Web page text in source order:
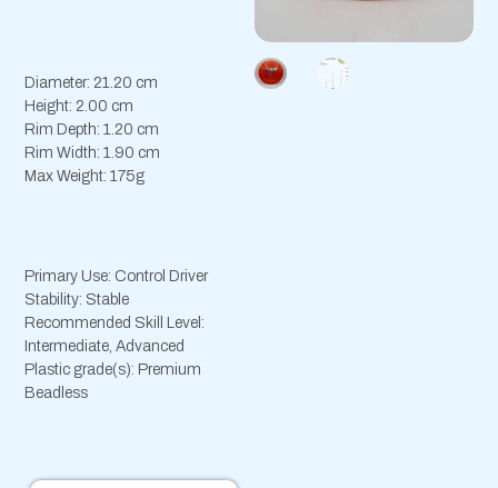
Diameter: 21.20 cm
Height: 2.00 cm
Rim Depth: 1.20 cm
Rim Width: 1.90 cm
Max Weight: 175g
Primary Use: Control Driver
Stability: Stable
Recommended Skill Level:
Intermediate, Advanced
Plastic grade(s): Premium
Beadless